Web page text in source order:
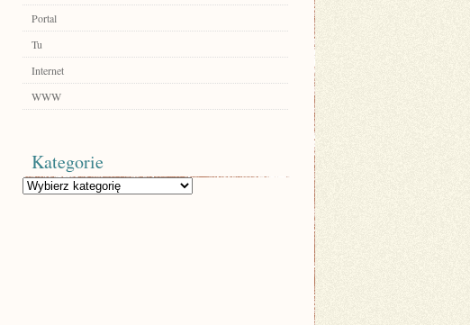
Portal
Tu
Internet
WWW
Kategorie
Kategorie